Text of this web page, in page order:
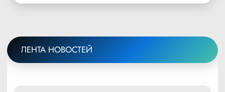
ЛЕНТА НОВОСТЕЙ